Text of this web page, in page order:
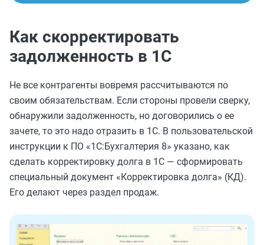
Как скорректировать
задолженность в 1С
Не все контрагенты вовремя рассчитываются по
своим обязательствам. Если стороны провели сверку,
обнаружили задолженность, но договорились о ее
зачете, то это надо отразить в 1С. В пользовательской
инструкции к ПО «1С:Бухгалтерия 8» указано, как
сделать корректировку долга в 1С — сформировать
специальный документ «Корректировка долга» (КД).
Его делают через раздел продаж.